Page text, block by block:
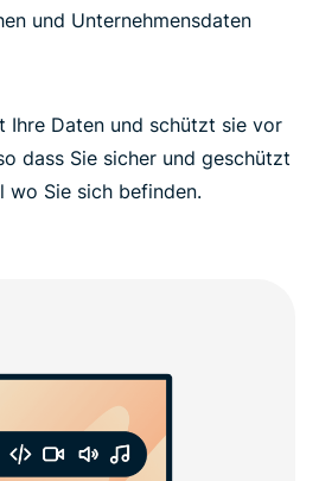
und Unternehmensdaten
Ihre Daten und schützt sie vor
dass Sie sicher und geschützt
wo Sie sich befinden.